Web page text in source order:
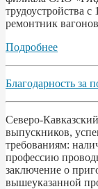
трудоустройства
ремонтник вагонов
Подробнее
Благодарность за
Северо-
выпускников,
требованиям:
профессию
заключение о
вышеуказанной